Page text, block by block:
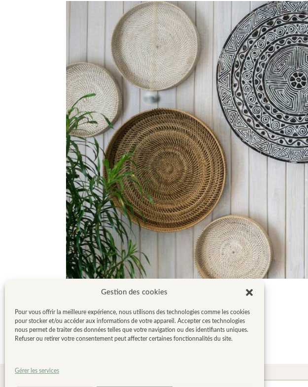
Gestion des cookies
Pour vous offrir la meilleure expérience, nous utilisons des technologies comme les cookies
pour stocker et/ou accéder aux informations de votre appareil. Accepter ces technologies
nous permet de traiter des données telles que votre navigation ou des identifiants uniques.
Refuser ou retirer votre consentement peut affecter certaines fonctionnalités du site.
Gérer les services